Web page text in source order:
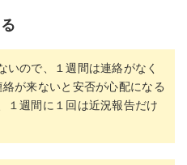
いので、１週間は連絡がなく
が来ないと安否が心配になる
１週間に１回は近況報告だけ